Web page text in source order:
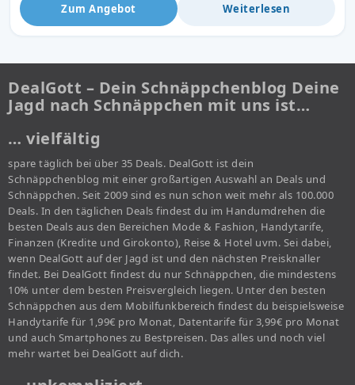
Zum Angebot Weiterlesen
DealGott – Dein Schnäppchenblog Deine
Jagd nach Schnäppchen mit uns ist…
… vielfältig
spare täglich bei über 35 Deals. DealGott ist dein
Schnäppchenblog mit einer großartigen Auswahl an Deals und
Schnäppchen. Seit 2009 sind es nun schon weit mehr als 100.000
Deals. In den täglichen Deals findest du im Handumdrehen die
besten Deals aus den Bereichen Mode & Fashion, Handytarife,
Finanzen (Kredite und Girokonto), Reise & Hotel uvm. Sei dabei,
wenn DealGott auf der Jagd ist und den nächsten Preisknaller
findet. Bei DealGott findest du nur Schnäppchen, die mindestens
10% unter dem besten Preisvergleich liegen. Unter den besten
Schnäppchen aus dem Mobilfunkbereich findest du beispielsweise
Handytarife für 1,99€ pro Monat, Datentarife für 3,99€ pro Monat
und auch Smartphones zu Bestpreisen. Das alles und noch viel
mehr wartet bei DealGott auf dich.